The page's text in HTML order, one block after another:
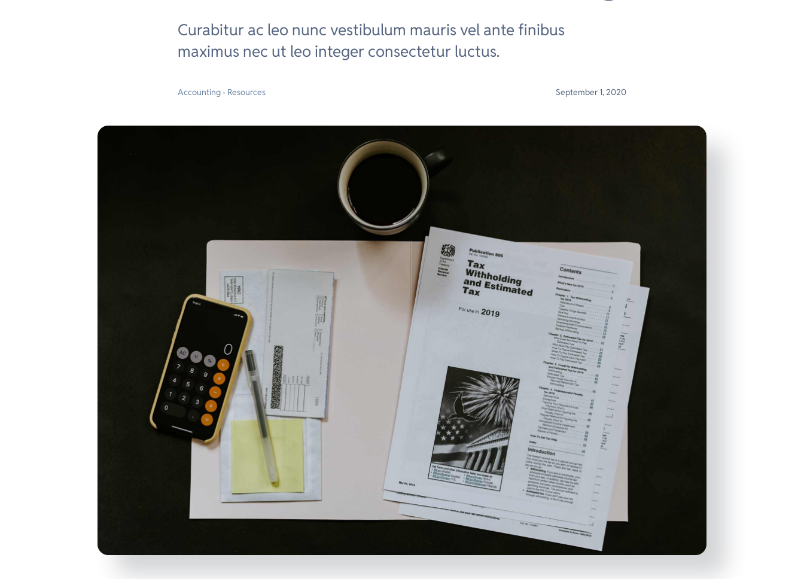
Curabitur ac leo nunc vestibulum mauris vel ante finibus
maximus nec ut leo integer consectetur luctus.
Accounting • Resources September 1, 2020